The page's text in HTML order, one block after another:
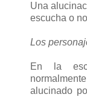
Una
escucha o
Los
En la
alucinado